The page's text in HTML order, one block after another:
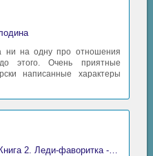
ни на одну про отношения
этого. Очень приятные
написанные характеры
Дикарь королевских кровей. Книга 2. Леди-фаворитка - Анна Сергеевна Гаврилова